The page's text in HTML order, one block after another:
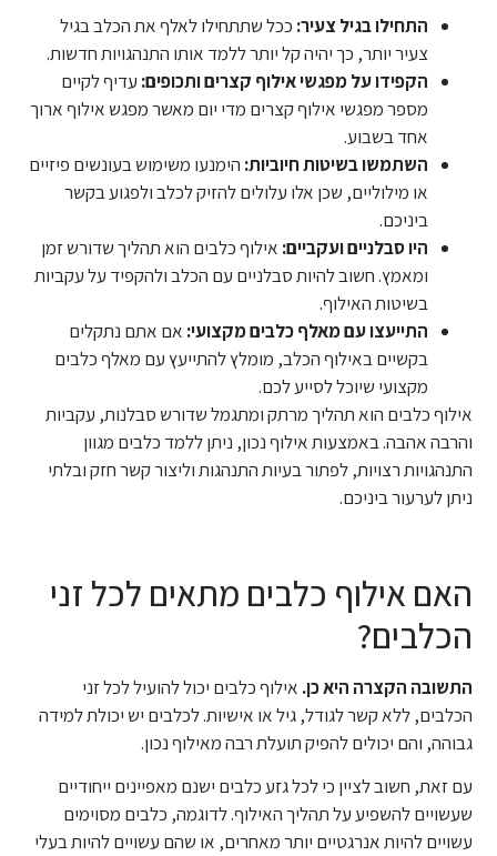
התחילו בגיל צעיר: ככל שתתחילו לאלף את הכלב בגיל
צעיר יותר, כך יהיה קל יותר ללמד אותו התנהגויות חדשות.
הקפידו על מפגשי אילוף קצרים ותכופים: עדיף לקיים
מספר מפגשי אילוף קצרים מדי יום מאשר מפגש אילוף ארוך
אחד בשבוע.
השתמשו בשיטות חיוביות: הימנעו משימוש בעונשים פיזיים
או מילוליים, שכן אלו עלולים להזיק לכלב ולפגוע בקשר
ביניכם.
היו סבלניים ועקביים: אילוף כלבים הוא תהליך שדורש זמן
ומאמץ. חשוב להיות סבלניים עם הכלב ולהקפיד על עקביות
בשיטות האילוף.
התייעצו עם מאלף כלבים מקצועי: אם אתם נתקלים
בקשיים באילוף הכלב, מומלץ להתייעץ עם מאלף כלבים
מקצועי שיוכל לסייע לכם.
אילוף כלבים הוא תהליך מרתק ומתגמל שדורש סבלנות, עקביות
והרבה אהבה. באמצעות אילוף נכון, ניתן ללמד כלבים מגוון
התנהגויות רצויות, לפתור בעיות התנהגות וליצור קשר חזק ובלתי
ניתן לערעור ביניכם.
האם אילוף כלבים מתאים לכל זני
הכלבים?
התשובה הקצרה היא כן. אילוף כלבים יכול להועיל לכל זני
הכלבים, ללא קשר לגודל, גיל או אישיות. לכלבים יש יכולת למידה
גבוהה, והם יכולים להפיק תועלת רבה מאילוף נכון.
עם זאת, חשוב לציין כי לכל גזע כלבים ישנם מאפיינים ייחודיים
שעשויים להשפיע על תהליך האילוף. לדוגמה, כלבים מסוימים
עשויים להיות אנרגטיים יותר מאחרים, או שהם עשויים להיות בעלי